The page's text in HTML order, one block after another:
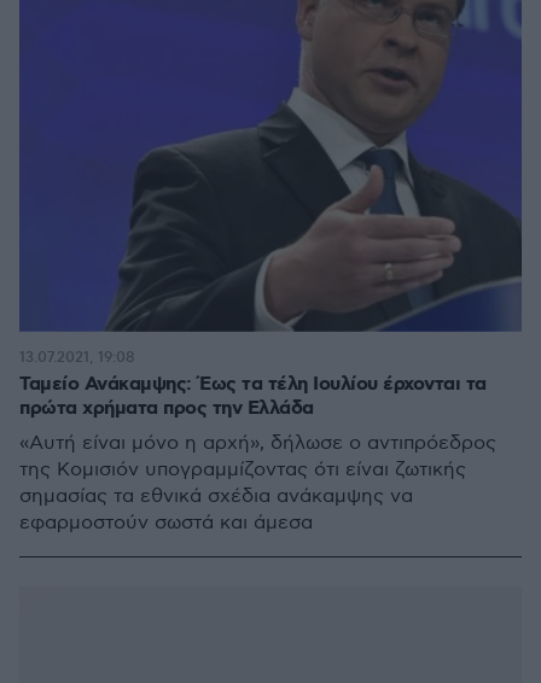
Ταμείο Ανάκαμψης: Έως τα τέλη Ιουλίου έρχονται τα
πρώτα χρήματα προς την Ελλάδα
«Αυτή είναι μόνο η αρχή», δήλωσε ο αντιπρόεδρος
της Κομισιόν υπογραμμίζοντας ότι είναι ζωτικής
σημασίας τα εθνικά σχέδια ανάκαμψης να
εφαρμοστούν σωστά και άμεσα
13.07.2021, 19:08